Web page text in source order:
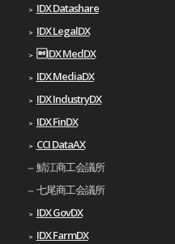
IDX Datashare
IDX LegalDX
IDX MedDX
IDX MediaDX
IDX IndustryDX
IDX FinDX
CCI DataAX
鯖江商工会議所
七尾商工会議所
IDX GovDX
IDX FarmDX